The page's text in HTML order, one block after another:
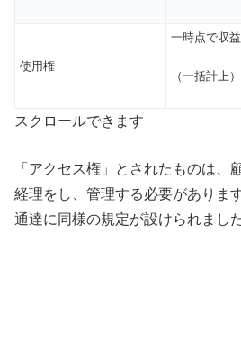
使用権
一時点で収
（一括計上）
スクロールできます
「アクセス権」とされたものは、
経理をし、管理する必要がありま
通達に同様の規定が設けられました